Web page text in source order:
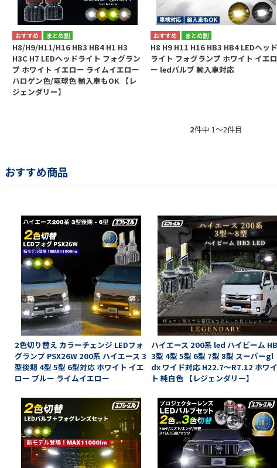
まとめ割
H8/H9/H11/H16 HB3 HB4 H1 H3
H3C H7 LEDヘッドライト フォグラン
プ ホワイト イエロー ライムイエロー
ハロゲン色/電球色 輸入車もOK 【レ
ジェンダリー】
まとめ割
H8 H9 H11 H16 HB3 HB4 LEDヘッ
ライト フォグランプ ホワイト イエ
ー ledバルブ 輸入車対応
2件中 1〜2件目
おすすめ商品
2色切り替え カラーチェンジ LEDフォ
グランプ PSX26W 200系 ハイエース 3
型後期 4型 5型 6型対応 ホワイト イエ
ロー ブルー ライムイエロー
ハイエース 200系 led ハイビーム
3型 4型 5型 6型 7型 8型 スーパーgl
dx ワイド対応 H22.7～R7.12 ホワ
ト 純白色 【レジェンダリー】